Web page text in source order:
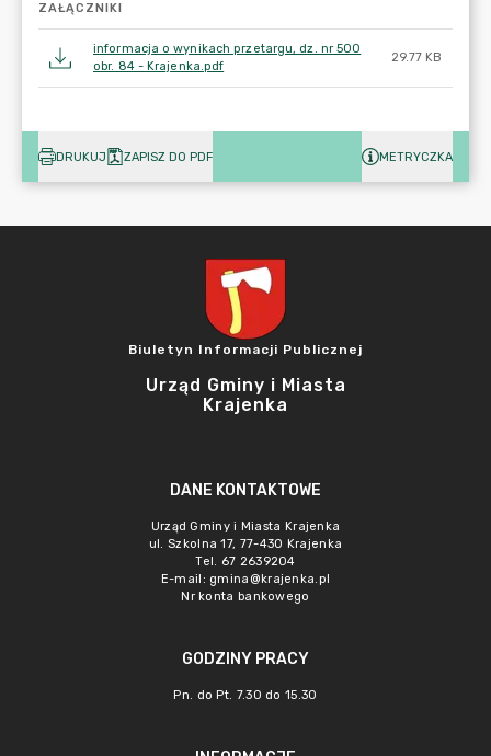
ZAŁĄCZNIKI
informacja o wynikach przetargu, dz. nr 500
obr. 84 - Krajenka.pdf
29.77 KB
DRUKUJ ZAPISZ DO PDF METRYCZKA
Biuletyn Informacji Publicznej
Urząd Gminy i Miasta
Krajenka
DANE KONTAKTOWE
Urząd Gminy i Miasta Krajenka
ul. Szkolna 17, 77-430 Krajenka
Tel. 67 2639204
E-mail: gmina@krajenka.pl
Nr konta bankowego
GODZINY PRACY
Pn. do Pt. 7.30 do 15.30